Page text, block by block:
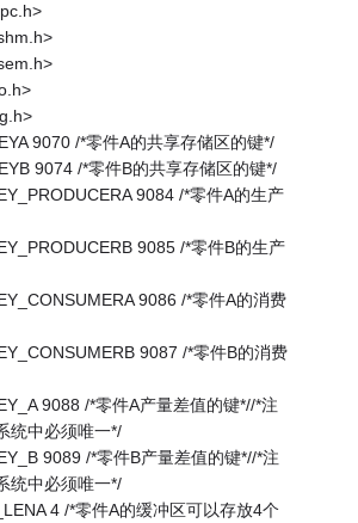
9070 /*零件A的共享存储区的键*/
9074 /*零件B的共享存储区的键*/
9084 /*零件A的生产
9085 /*零件B的生产
9086 /*零件A的消费
9087 /*零件B的消费
9088 /*零件A产量差值的键*//*注
统中必须唯一*/
9089 /*零件B产量差值的键*//*注
统中必须唯一*/
4 /*零件A的缓冲区可以存放4个